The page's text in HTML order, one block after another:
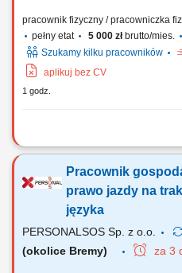
pracownik fizyczny / pracowniczka
pełny etat
5 000 złbrutto/mies.
Szukamy kilku pracowników
aplikuj bez CV
1 godz.
Opis stanowiska: utrzymanie
odpadów; monitorowanie przebiegu
norm; udział w przygotowaniu
zgłaszanie awarii oraz wykonywanie...
Pracownik
prawo jazdy na
języka
PERSONALSOS Sp. z o.o.
(okolice Bremy)
za 3